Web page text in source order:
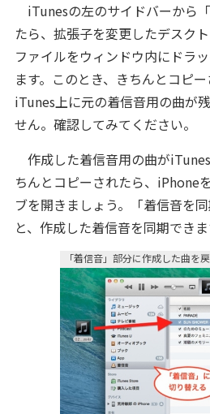
iTunesの左のサイドバーから
たら、拡張子を変更したデスク
ファイルをウィンドウ内にドラ
ます。このとき、きちんとコピー
iTunes上に元の着信音用の曲が
せん。確認してみてください。
作成した着信音用の曲が
ちんとコピーされたら、iPhone
ブを開きましょう。「着信音を
と、作成した着信音を同期できま
「着信音」部分に作成した曲を